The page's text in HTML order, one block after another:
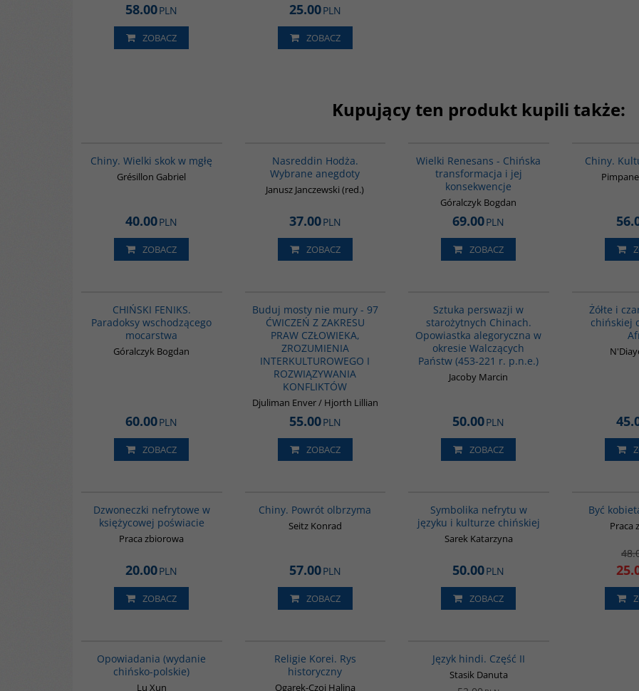
58.00PLN
ZOBACZ
25.00PLN
ZOBACZ
Kupujący ten produkt kupili także:
Chiny. Wielki skok w mgłę
Grésillon Gabriel
40.00PLN
ZOBACZ
Nasreddin Hodża.
Wybrane anegdoty
Janusz Janczewski (red.)
37.00PLN
ZOBACZ
Wielki Renesans - Chińska
transformacja i jej
konsekwencje
Góralczyk Bogdan
69.00PLN
ZOBACZ
Chiny.
CHIŃSKI FENIKS.
Paradoksy wschodzącego
mocarstwa
Góralczyk Bogdan
60.00PLN
ZOBACZ
Buduj mosty nie mury - 97
ĆWICZEŃ Z ZAKRESU
PRAW CZŁOWIEKA,
ZROZUMIENIA
INTERKULTUROWEGO I
ROZWIĄZYWANIA
KONFLIKTÓW
Djuliman Enver / Hjorth Lillian
55.00PLN
ZOBACZ
Sztuka perswazji w
starożytnych Chinach.
Opowiastka alegoryczna w
okresie Walczących
Państw (453-221 r. p.n.e.)
Jacoby Marcin
50.00PLN
ZOBACZ
Żółte i
chińskiej
Dzwoneczki nefrytowe w
księżycowej poświacie
Praca zbiorowa
20.00PLN
ZOBACZ
Chiny. Powrót olbrzyma
Seitz Konrad
57.00PLN
ZOBACZ
Symbolika nefrytu w
języku i kulturze chińskiej
Sarek Katarzyna
50.00PLN
ZOBACZ
Być
Praca
Opowiadania (wydanie
chińsko-polskie)
Lu Xun
Religie Korei. Rys
historyczny
Ogarek-Czoj Halina
Język hindi. Część II
Stasik Danuta